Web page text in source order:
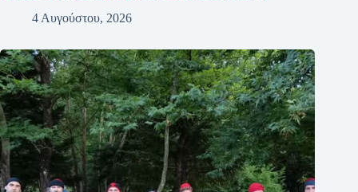
4 Αυγούστου, 2026